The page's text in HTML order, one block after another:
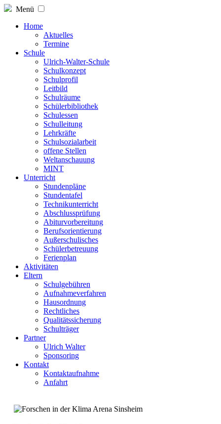
Menü
Home
Aktuelles
Termine
Schule
Ulrich-Walter-Schule
Schulkonzept
Schulprofil
Leitbild
Schulräume
Schülerbibliothek
Schulessen
Schulleitung
Lehrkräfte
Schulsozialarbeit
offene Stellen
Weltanschauung
MINT
Unterricht
Stundenpläne
Stundentafel
Technikunterricht
Abschlussprüfung
Abiturvorbereitung
Berufsorientierung
Außerschulisches
Schülerbetreuung
Ferienplan
Aktivitäten
Eltern
Schulgebühren
Aufnahmeverfahren
Hausordnung
Rechtliches
Qualitätssicherung
Schulträger
Partner
Ulrich Walter
Sponsoring
Kontakt
Kontaktaufnahme
Anfahrt